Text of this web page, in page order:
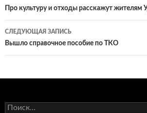
по
записям
Про культуру и отходы расскажут жителям
СЛЕДУЮЩАЯ ЗАПИСЬ
Вышло справочное пособие по ТКО
Найти: